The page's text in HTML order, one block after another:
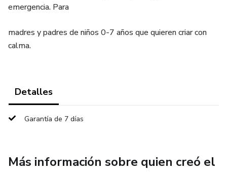
emergencia. Para
madres y padres de niños 0-7 años que quieren criar con
calma.
Detalles
Garantía de 7 días
Más información sobre quien creó el